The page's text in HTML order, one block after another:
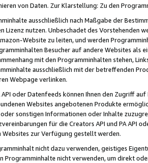
von Daten. Zur Klarstellung: Zu den
ausschließlich nach Maßgabe der
Lizenz nutzen. Unbeschadet des Vorstehenden
Website zu leiten, und werden
Besucher auf andere Websites als
mit den Programminhalten stehen,
ausschließlich mit der betreffenden
Webpage verlinken.
API oder Datenfeeds können Ihnen den Zugriff
Websites angebotenen Produkte
sonstigen Informationen oder Inhalte
für die Creators API und PA API
Websites zur Verfügung gestellt werden.
nicht dazu verwenden, geistiges
Programminhalte nicht verwenden, um direkt